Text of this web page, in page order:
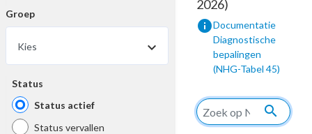
Groep
Kies
Status
Status actief
Status vervallen
2026)
infoDocumentatie
Diagnostische
bepalingen
(NHG-Tabel 45)
search